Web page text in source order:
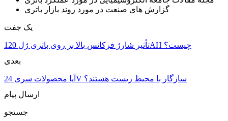
گزارش های صنعت در مورد روند بازار باتری
یک جفت
تأثیر شارژ فرکانس بالا بر روی باتری ژل 120AH چیست؟
بعدی
آیا محصولات سری 24V سازگار با محیط زیست هستند؟
ارسال پیام
جستجو